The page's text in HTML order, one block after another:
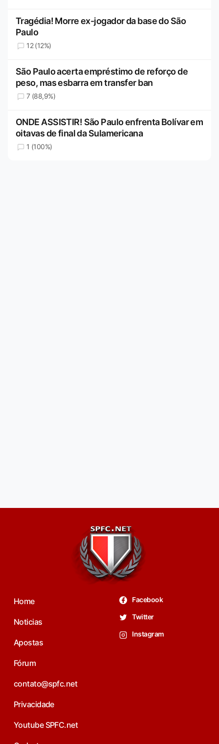
Tragédia! Morre ex-jogador da base do São
Paulo
12 (12%)
São Paulo acerta empréstimo de reforço de
peso, mas esbarra em transfer ban
7 (88,9%)
ONDE ASSISTIR! São Paulo enfrenta Bolívar em
oitavas de final da Sulamericana
1 (100%)
Home
Noticias
Apostas
Fórum
contato@spfc.net
Privacidade
Youtube SPFC.net
Facebook
Twitter
Instagram